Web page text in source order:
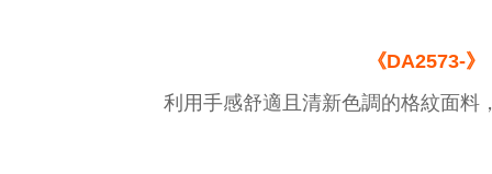
《DA2573-》
利用手感舒適且清新色調的格紋面料